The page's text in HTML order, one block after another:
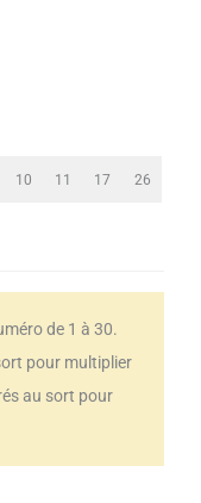
10 11 17 26
de 1 à 30.
pour multiplier
au sort pour